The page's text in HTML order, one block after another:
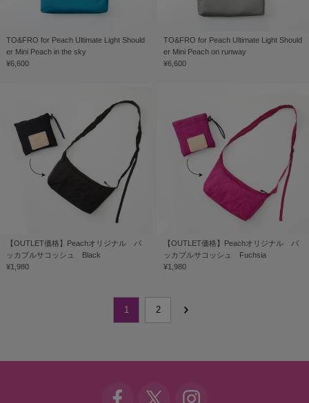
TO&FRO for Peach Ultimate Light Should
er Mini Peach in the sky
¥6,600
TO&FRO for Peach Ultimate Light Should
er Mini Peach on runway
¥6,600
【OUTLET価格】Peachオリジナル パ
ッカブルサコッシュ Black
¥1,980
【OUTLET価格】Peachオリジナル パ
ッカブルサコッシュ Fuchsia
¥1,980
1 2